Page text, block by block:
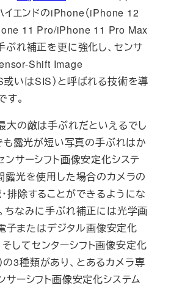
エンドのiPhone（iPhone 12
11 Pro/iPhone 11 Pro Max
ぶれ補正を更に強化し、センサ
Shift Image
いはSIS）と呼ばれる技術を導
す。
大の敵は手ぶれだといえるでし
も露光が短い写真の手ぶれはか
ンサーシフト画像安定化システ
露光を使用した場合のカメラの
排除することができるようにな
ちなみに手ぶれ補正には光学画
子またはデジタル画像安定化
そしてセンターシフト画像安定化
の3種類があり、とあるカメラ専
サーシフト画像安定化システム